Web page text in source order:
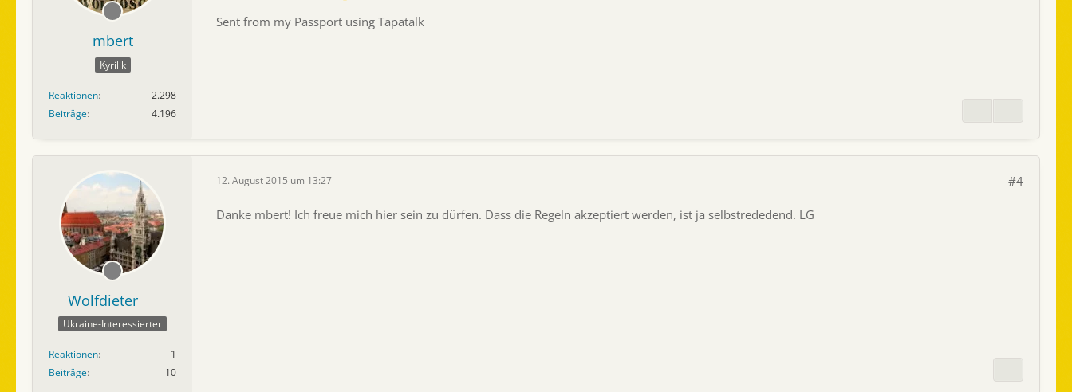
mbert
Kyrilik
Reaktionen
2.298
Beiträge
4.196
Sent from my Passport using Tapatalk
Wolfdieter
Ukraine-Interessierter
Reaktionen
1
Beiträge
10
12. August 2015 um 13:27 #4
Danke mbert! Ich freue mich hier sein zu dürfen. Dass die Regeln akzeptiert werden, ist ja selbstrededend. LG